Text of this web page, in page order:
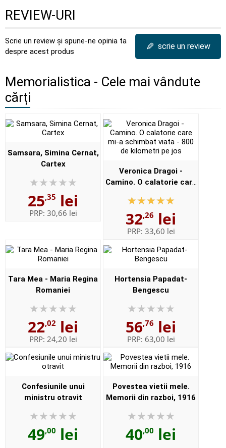
REVIEW-URI
Scrie un review și spune-ne opinia ta
despre acest produs
✎ scrie un review
Memorialistica - Cele mai vândute
cărți
Samsara, Simina Cernat,
Cartex
25,35 lei
PRP: 30,66 lei
Veronica Dragoi -
Camino. O calatorie care
de kilometri pe jos
32,26 lei
PRP: 33,60 lei
Tara Mea - Maria Regina
Romaniei
22,02 lei
PRP: 24,20 lei
Hortensia Papadat-
Bengescu
56,76 lei
PRP: 63,00 lei
Confesiunile unui
ministru otravit
49,00 lei
Povestea vietii mele.
Memorii din razboi, 1916
40,00 lei